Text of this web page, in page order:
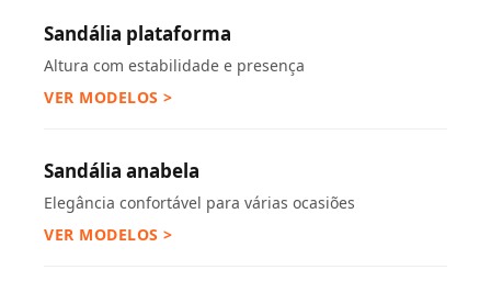
Sandália plataforma
Altura com estabilidade e presença
VER MODELOS >
Sandália anabela
Elegância confortável para várias ocasiões
VER MODELOS >